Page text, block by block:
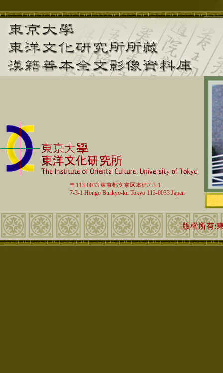
〒113-0033 東京都文京区本郷7-3-1
7-3-1 Hongo Bunkyo-ku Tokyo 113-0033 Japan
版權所有: